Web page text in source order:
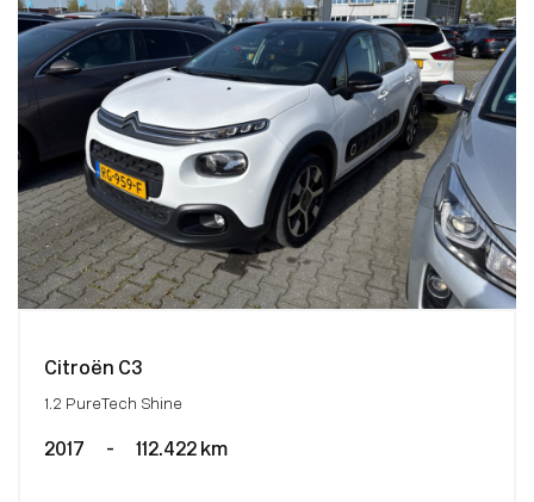
Citroën C3
1.2 PureTech Shine
2017 - 112.422 km